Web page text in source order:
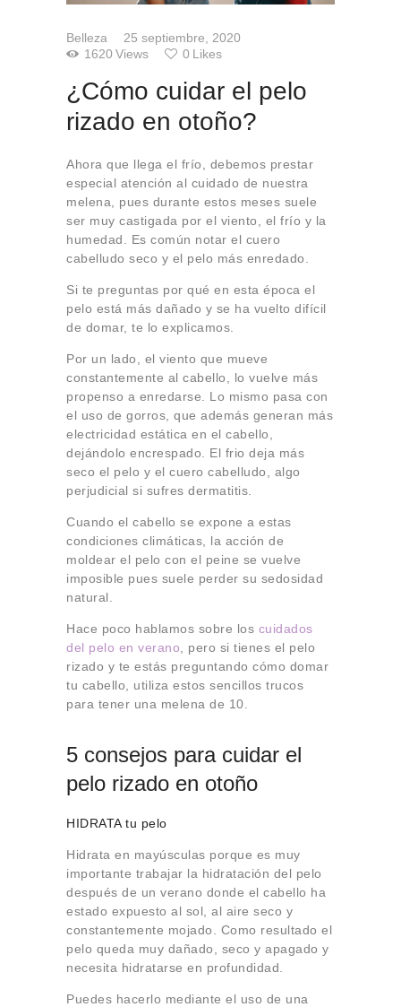
Belleza
25 septiembre, 2020
1620 Views 0 Likes
¿Cómo cuidar el pelo
rizado en otoño?
Ahora que llega el frío, debemos prestar
especial atención al cuidado de nuestra
melena, pues durante estos meses suele
ser muy castigada por el viento, el frío y la
humedad. Es común notar el cuero
cabelludo seco y el pelo más enredado.
Si te preguntas por qué en esta época el
pelo está más dañado y se ha vuelto difícil
de domar, te lo explicamos.
Por un lado, el viento que mueve
constantemente al cabello, lo vuelve más
propenso a enredarse. Lo mismo pasa con
el uso de gorros, que además generan más
electricidad estática en el cabello,
dejándolo encrespado. El frio deja más
seco el pelo y el cuero cabelludo, algo
perjudicial si sufres dermatitis.
Cuando el cabello se expone a estas
condiciones climáticas, la acción de
moldear el pelo con el peine se vuelve
imposible pues suele perder su sedosidad
natural.
Hace poco hablamos sobre los cuidados
del pelo en verano , pero si tienes el pelo
rizado y te estás preguntando cómo domar
tu cabello, utiliza estos sencillos trucos
para tener una melena de 10.
5 consejos para cuidar el
pelo rizado en otoño
HIDRATA tu pelo
Hidrata en mayúsculas porque es muy
importante trabajar la hidratación del pelo
después de un verano donde el cabello ha
estado expuesto al sol, al aire seco y
constantemente mojado. Como resultado el
pelo queda muy dañado, seco y apagado y
necesita hidratarse en profundidad.
Puedes hacerlo mediante el uso de una